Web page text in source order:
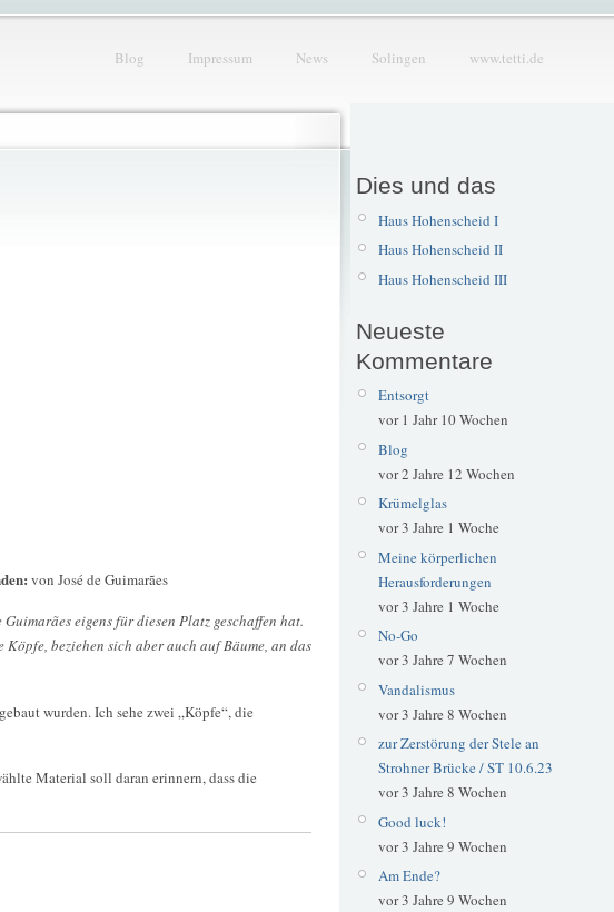
Blog Impressum News Solingen www.tetti.de
von José de Guimarães
eigens für diesen Platz geschaffen hat.
beziehen sich aber auch auf Bäume, an das
wurden. Ich sehe zwei „Köpfe“, die
Material soll daran erinnern, dass die
Dies und das
Haus Hohenscheid I
Haus Hohenscheid II
Haus Hohenscheid III
Neueste
Kommentare
Entsorgt
vor 1 Jahr 10 Wochen
Blog
vor 2 Jahre 12 Wochen
Krümelglas
vor 3 Jahre 1 Woche
Meine körperlichen
Herausforderungen
vor 3 Jahre 1 Woche
No-Go
vor 3 Jahre 7 Wochen
Vandalismus
vor 3 Jahre 8 Wochen
zur Zerstörung der Stele an
Strohner Brücke / ST 10.6.23
vor 3 Jahre 8 Wochen
Good luck!
vor 3 Jahre 9 Wochen
Am Ende?
vor 3 Jahre 9 Wochen